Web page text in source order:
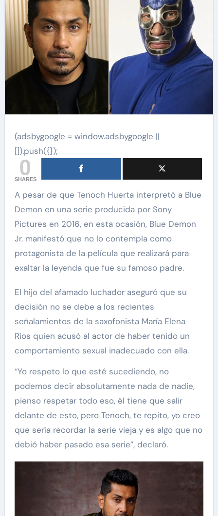
(adsbygoogle = window.adsbygoogle ||
[]).push({});
0
SHARES
A pesar de que Tenoch Huerta interpretó a Blue
Demon en una serie producida por Sony
Pictures en 2016, en esta ocasión, Blue Demon
Jr. manifestó que no lo contempla como
protagonista de la película que realizará para
exaltar la leyenda que fue su famoso padre.
El hijo del afamado luchador aseguró que su
decisión no se debe a los recientes
señalamientos de la saxofonista María Elena
Ríos quien acusó al actor de haber tenido un
comportamiento sexual inadecuado con ella.
“Yo respeto lo que esté sucediendo, no
podemos decir absolutamente nada de nadie,
pienso respetar todo eso, él tiene que salir
delante de esto, pero Tenoch, te repito, yo creo
que sería recordar la serie vieja y es algo que no
debió haber pasado esa serie”, declaró.